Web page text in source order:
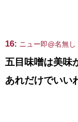
16: ニュー即@名無し
五目味噌は美味
あれだけでいい